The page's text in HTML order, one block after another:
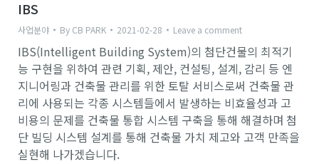
IBS
사업분야 By CB PARK 2021-02-28 Leave a comment
IBS(Intelligent Building System)의 첨단건물의 최적기
능 구현을 위하여 관련 기획, 제안, 컨설팅, 설계, 감리 등 엔
지니어링과 건축물 관리를 위한 토탈 서비스로써 건축물 관
리에 사용되는 각종 시스템들에서 발생하는 비효율성과 고
비용의 문제를 건축물 통합 시스템 구축을 통해 해결하며 첨
단 빌딩 시스템 설계를 통해 건축물 가치 제고와 고객 만족을
실현해 나가겠습니다.